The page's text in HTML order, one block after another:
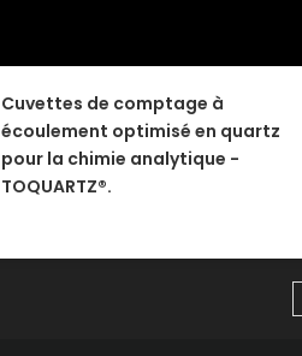
Cuvettes de comptage à
écoulement optimisé en quartz
pour la chimie analytique -
TOQUARTZ®.